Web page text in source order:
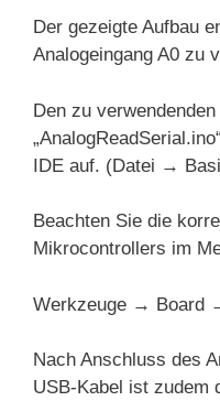
Der gezeigte Aufbau
Analogeingang A0 zu
Den zu
IDE auf. (Datei →
Beachten Sie die
Mikrocontrollers im
Werkzeuge → Board
Nach Anschluss des
USB-Kabel ist zudem